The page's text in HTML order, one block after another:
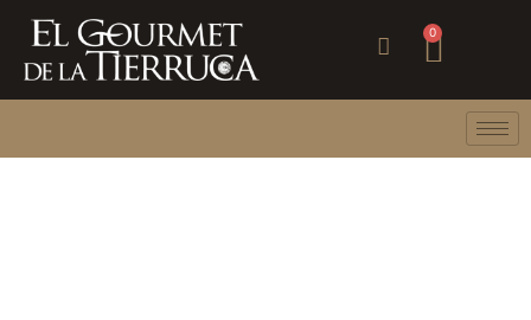
contenido
0